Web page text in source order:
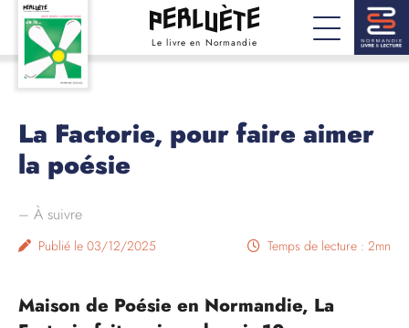
Le livre en Normandie
La Factorie, pour faire aimer
la poésie
– À suivre
Publié le 03/12/2025 Temps de lecture : 2mn
Maison de Poésie en Normandie, La